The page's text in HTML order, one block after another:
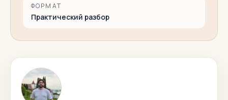
ФОРМАТ
Практический разбор